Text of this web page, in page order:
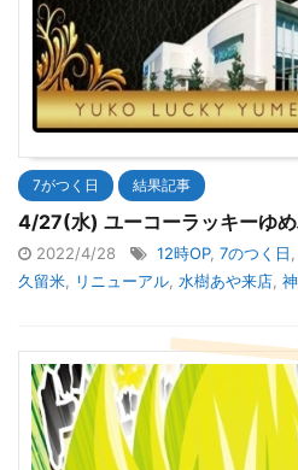
7がつく日 結果記事
4/27(水) ユーコーラッキーゆ
2022/4/28 12時OP, 7のつく日
久留米
リニューアル 水樹あや来店